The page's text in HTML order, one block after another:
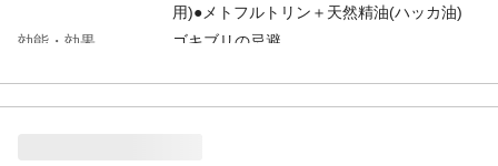
用)●メトフルトリン＋天然精油(ハッカ油)
効能・効果
ゴキブリの忌避